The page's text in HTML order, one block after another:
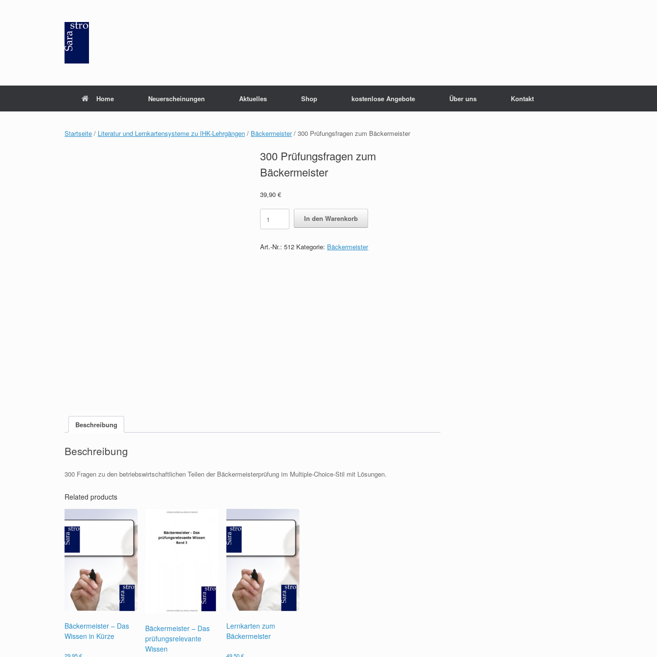
Home Neuerscheinungen Aktuelles Shop kostenlose Angebote Über uns Kontakt
Startseite / Literatur und Lernkartensysteme zu IHK-Lehrgängen / Bäckermeister/ 300 Prüfungsfragen zum Bäckermeister
300 Prüfungsfragen zum
Bäckermeister
39,90€
300
Prüfungsfragen
zum
quantity
In den Warenkorb
Art.-Nr.:512 Kategorie: Bäckermeister
Beschreibung
Beschreibung
300 Fragen zu den betriebswirtschaftlichen Teilen der Bäckermeisterprüfung im Multiple-Choice-Stil mit Lösungen.
Related products
Bäckermeister – Das
Wissen in Kürze
29,95€
Bäckermeister – Das
prüfungsrelevante
Wissen
Lernkarten zum
Bäckermeister
49,50€